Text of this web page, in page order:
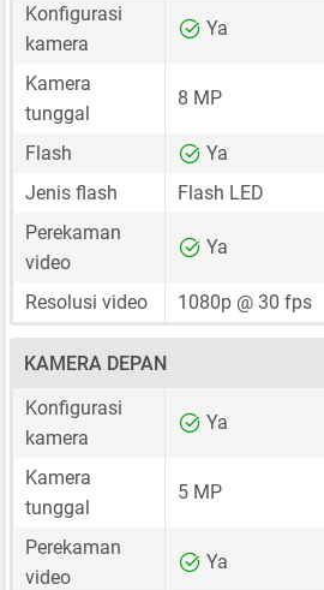
Konfigurasi
kamera
Ya
Kamera
tunggal
8 MP
Flash
Ya
Jenis flash
Flash LED
Perekaman
video
Ya
Resolusi video 1080p @ 30 fps
KAMERA DEPAN
Konfigurasi
kamera
Ya
Kamera
tunggal
5 MP
Perekaman
video
Ya